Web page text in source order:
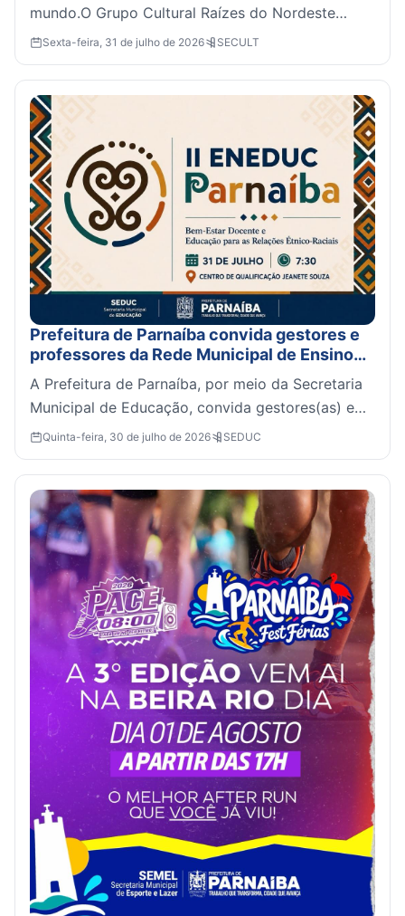
mundo.O Grupo Cultural Raízes do Nordeste
conquistou o título de Campeão Internacional no
Concurso Internaci...
Sexta-feira, 31 de julho de 2026 SECULT
Prefeitura de Parnaíba convida gestores e
professores da Rede Municipal de Ensino
para o II ENEDUC Parnaíba – Encontro de
Educação 2026.2.
A Prefeitura de Parnaíba, por meio da Secretaria
Municipal de Educação, convida gestores(as) e
professores(as) da rede municipal para
participarem do ...
Quinta-feira, 30 de julho de 2026 SEDUC